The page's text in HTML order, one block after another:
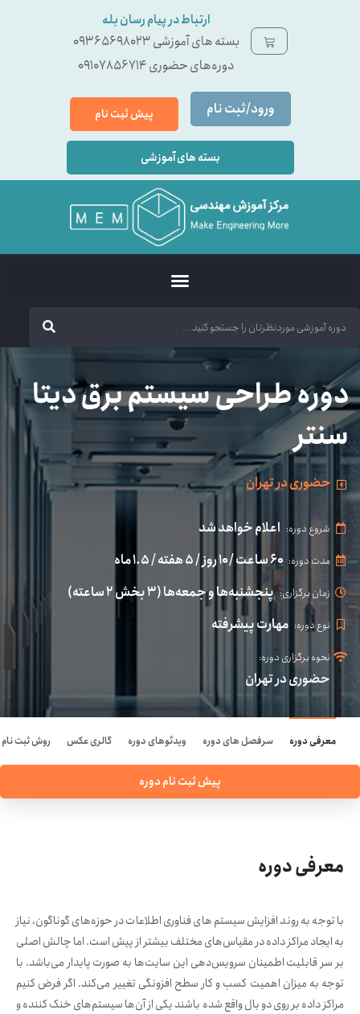
ارتباط در پیام رسان بله
بسته ‌های آموزشی 09365698023
دوره‌های حضوری 09107856714
ورود/ثبت نام پیش ثبت نام
بسته های آموزشی
دوره طراحی سیستم برق دیتا
سنتر
حضوری در تهران
شروع دوره: اعلام خواهد شد
مدت دوره: ۶۰ ساعت / ۱۰ روز / ۵ هفته / ۱.۵ ماه
زمان برگزاری: پنجشنبه‌ها و جمعه‌ها (۳ بخش ۲ ساعته)
نوع دوره: مهارت پیشرفته
نحوه برگزاری دوره:
حضوری در تهران
معرفی دوره سرفصل های دوره ویدئوهای دوره گالری عکس روش ثبت نام
پیش ثبت نام دوره
معرفی دوره
با توجه به روند افزایش سیستم های فناوری اطلاعات در حوزه‌های گوناگون، نیاز
به ایجاد مراکز داده در مقیاس‌های مختلف بیشتر از پیش است. اما چالش اصلی
بر سر قابلیت اطمینان سرویس‌دهی این سایت‌ها به صورت پایدار می‌باشد. با
توجه به میزان اهمیت کسب و کار سطح افزونگی تغییر می‌کند. اگر فرض کنیم
مراکز داده بر روی دو بال واقع شده باشند یکی از آن‌ها سیستم‌های خنک کننده و